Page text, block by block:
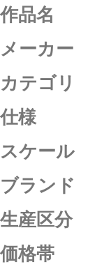
作品名
メーカー
カテゴリ
仕様
スケール
ブランド
生産区分
価格帯